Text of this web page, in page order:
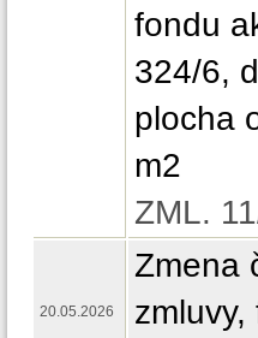
fondu
324/6,
plocha
m2
ZML.
20.05.2026
Zmena